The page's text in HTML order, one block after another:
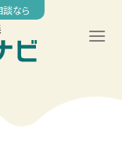
なら
評価とファイナンス 」
値評価とファイナンス
業価値評価とファイナ
ス助成金」「第19回イ
「企業価値評価とファ
座「企業価値評価と